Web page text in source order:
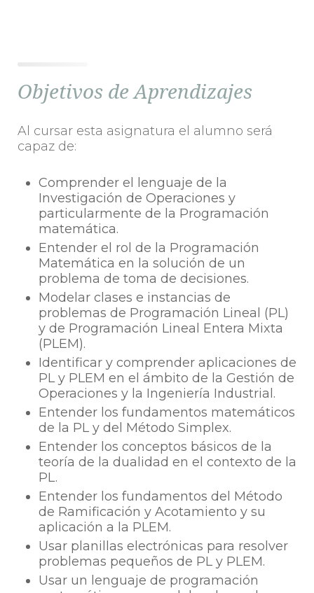
Objetivos de Aprendizajes
Al cursar esta asignatura el alumno será
capaz de:
Comprender el lenguaje de la
Investigación de Operaciones y
particularmente de la Programación
matemática.
Entender el rol de la Programación
Matemática en la solución de un
problema de toma de decisiones.
Modelar clases e instancias de
problemas de Programación Lineal (PL)
y de Programación Lineal Entera Mixta
(PLEM).
Identificar y comprender aplicaciones de
PL y PLEM en el ámbito de la Gestión de
Operaciones y la Ingeniería Industrial.
Entender los fundamentos matemáticos
de la PL y del Método Simplex.
Entender los conceptos básicos de la
teoría de la dualidad en el contexto de la
PL.
Entender los fundamentos del Método
de Ramificación y Acotamiento y su
aplicación a la PLEM.
Usar planillas electrónicas para resolver
problemas pequeños de PL y PLEM.
Usar un lenguaje de programación